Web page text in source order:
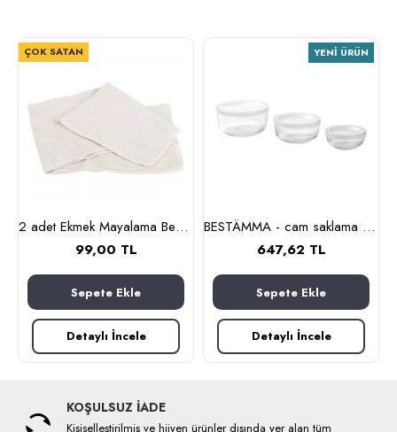
ÇOK SATAN
2 adet Ekmek Mayalama Bezi 50x70 cm, %100 Pamuk Amerikan Pasa Bezi
99,00 TL
Sepete Ekle
Detaylı İncele
YENI ÜRÜN
BESTÄMMA - cam saklama kabı seti (cam)
647,62 TL
Sepete Ekle
Detaylı İncele
KOŞULSUZ İADE
Kişiselleştirilmiş ve hijyen ürünler dışında yer alan tüm